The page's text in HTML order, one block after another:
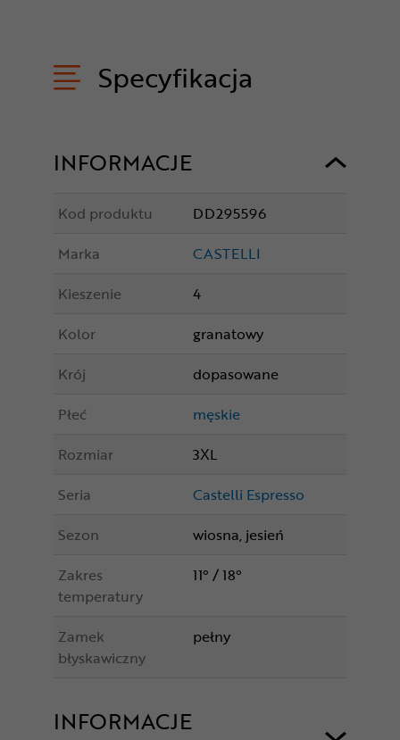
Specyfikacja
INFORMACJE
Kod produktu
DD295596
Marka
CASTELLI
Kieszenie
4
Kolor
granatowy
Krój
dopasowane
Płeć
męskie
Rozmiar
3XL
Seria
Castelli Espresso
Sezon
wiosna, jesień
Zakres
temperatury
11° / 18°
Zamek
błyskawiczny
pełny
INFORMACJE